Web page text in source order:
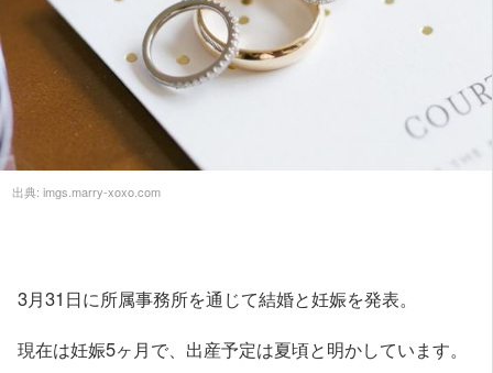
出典: imgs.marry-xoxo.com
3月31日に所属事務所を通じて結婚と妊娠を発表。
現在は妊娠5ヶ月で、出産予定は夏頃と明かしています。